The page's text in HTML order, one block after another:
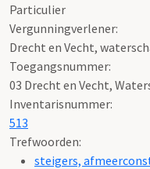
Particulier
Vergunningverlener:
Drecht en Vecht,
Toegangsnummer:
03 Drecht en Vecht,
Inventarisnummer:
513
Trefwoorden:
steigers,